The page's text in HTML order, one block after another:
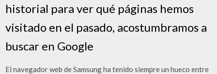
historial para ver qué páginas hemos
visitado en el pasado, acostumbramos a
buscar en Google
El navegador web de Samsung ha tenido siempre un hueco entre